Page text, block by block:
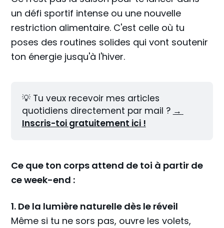
un défi sportif intense ou une nouvelle
restriction alimentaire. C'est celle où tu
poses des routines solides qui vont soutenir
ton énergie jusqu'à l'hiver.
💡 Tu veux recevoir mes articles
quotidiens directement par mail ? →
Inscris-toi gratuitement ici !
Ce que ton corps attend de toi à partir de
ce week-end :
1. De la lumière naturelle dès le réveil
Même si tu ne sors pas, ouvre les volets,